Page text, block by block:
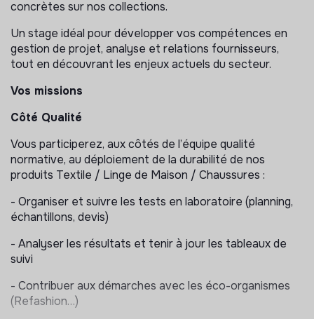
concrètes sur nos collections.
Un stage idéal pour développer vos compétences en
gestion de projet, analyse et relations fournisseurs,
tout en découvrant les enjeux actuels du secteur.
Vos missions
Côté Qualité
Vous participerez, aux côtés de l’équipe qualité
normative, au déploiement de la durabilité de nos
produits Textile / Linge de Maison / Chaussures :
- Organiser et suivre les tests en laboratoire (planning,
échantillons, devis)
- Analyser les résultats et tenir à jour les tableaux de
suivi
- Contribuer aux démarches avec les éco-organismes
(Refashion…)